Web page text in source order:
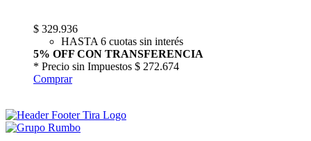
$ 329.936
HASTA 6 cuotas sin interés
5% OFF CON TRANSFERENCIA
* Precio sin Impuestos $ 272.674
Comprar